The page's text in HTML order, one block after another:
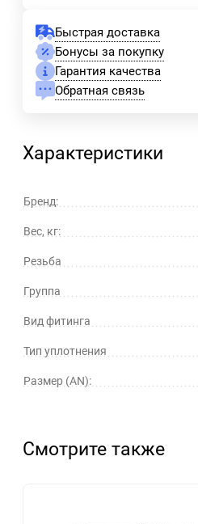
Быстрая доставка
Бонусы за покупку
Гарантия качества
Обратная связь
Характеристики
Бренд:
Вес, кг:
Резьба
Группа
Вид фитинга
Тип уплотнения
Размер (AN):
Смотрите также